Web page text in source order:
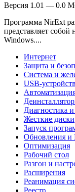
Версия 1.01 — 0.0
Программа NirExt
представляет
Windows....
Интернет
Защита и
Система и
USB-
Диагностика
Жесткие диски
Запуск
Обновления и
Оптимизация
Рабочий стол
Разгон и
Расширения
Реанимация
Реестр